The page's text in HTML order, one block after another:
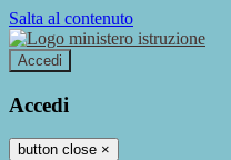
Salta al contenuto
Accedi
Accedi
button close ×